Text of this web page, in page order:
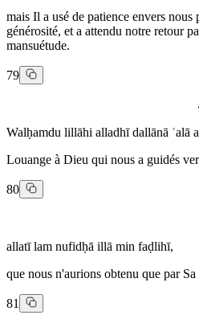
mais Il a usé de patience envers nous
générosité, et a attendu notre retour
mansuétude.
79
Walḥamdu lillāhi alladhī dallānā ʿalā
Louange à Dieu qui nous a guidés
80
allatī lam nufidḥā illā min faḍlihī,
que nous n'aurions obtenu que par Sa
81